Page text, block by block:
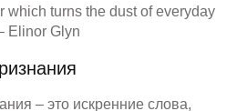
which turns the dust of everyday
Elinor Glyn
– это искренние слова,